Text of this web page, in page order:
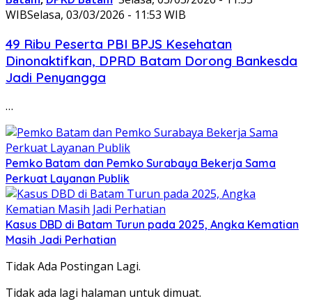
WIBSelasa, 03/03/2026 - 11:53 WIB
49 Ribu Peserta PBI BPJS Kesehatan
Dinonaktifkan, DPRD Batam Dorong Bankesda
Jadi Penyangga
…
Pemko Batam dan Pemko Surabaya Bekerja Sama
Perkuat Layanan Publik
Kasus DBD di Batam Turun pada 2025, Angka Kematian
Masih Jadi Perhatian
Tidak Ada Postingan Lagi.
Tidak ada lagi halaman untuk dimuat.